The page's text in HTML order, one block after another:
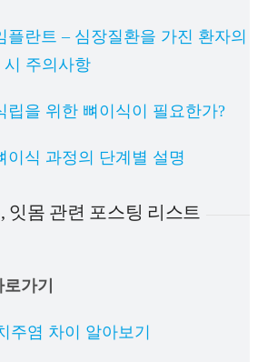
란트 – 심장질환을 가진 환자의
시 주의사항
립을 위한 뼈이식이 필요한가?
이식 과정의 단계별 설명
잇몸 관련 포스팅 리스트
가기
주염 차이 알아보기